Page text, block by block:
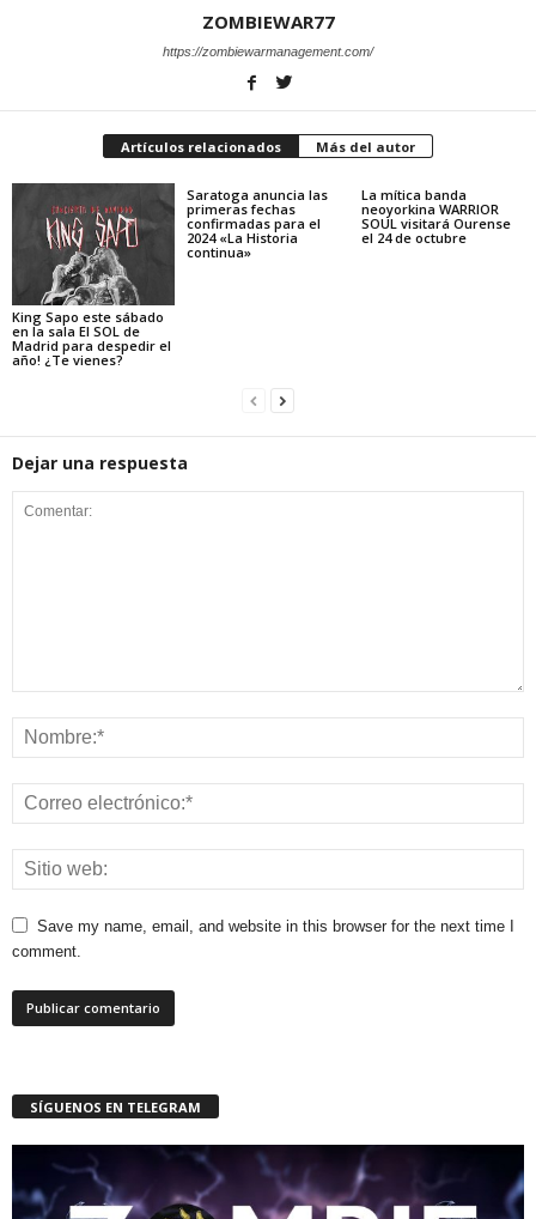
ZOMBIEWAR77
https://zombiewarmanagement.com/
Artículos relacionados Más del autor
King Sapo este sábado
en la sala El SOL de
Madrid para despedir el
año! ¿Te vienes?
Saratoga anuncia las
primeras fechas
confirmadas para el
2024 «La Historia
continua»
La mítica banda
neoyorkina WARRIOR
SOUL visitará Ourense
el 24 de octubre
Dejar una respuesta
Save my name, email, and website in this browser for the next time I
comment.
SÍGUENOS EN TELEGRAM